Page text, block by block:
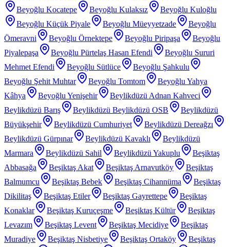
Beyoğlu Kocatepe
Beyoğlu Kulaksız
Beyoğlu Kuloğlu
Beyoğlu Küçük Piyale
Beyoğlu Müeyyetzade
Beyoğlu
Ömeravni
Beyoğlu Örnektepe Beyoğlu Piripaşa
Beyoğlu
Piyalepaşa
Beyoğlu Pürtelaş Hasan Efendi
Beyoğlu Sururi
Mehmet Efendi
Beyoğlu Sütlüce
Beyoğlu Şahkulu
Beyoğlu Şehit Muhtar
Beyoğlu Tomtom
Beyoğlu Yahya
Kâhya
Beyoğlu Yenişehir
Beylikdüzü Adnan Kahveci
Beylikdüzü Barış
Beylikdüzü Beylikdüzü OSB
Beylikdüzü
Büyükşehir
Beylikdüzü Cumhuriyet
Beylikdüzü Dereağzı
Beylikdüzü Gürpınar
Beylikdüzü Kavaklı
Beylikdüzü
Marmara
Beylikdüzü Sahil Beylikdüzü Yakuplu
Beşiktaş
Abbasağa
Beşiktaş Akat Beşiktaş Arnavutköy
Beşiktaş
Balmumcu
Beşiktaş Bebek Beşiktaş Cihannüma
Beşiktaş
Dikilitaş
Beşiktaş Etiler Beşiktaş Gayrettepe
Beşiktaş
Konaklar
Beşiktaş Kuruçeşme Beşiktaş Kültür
Beşiktaş
Levazım
Beşiktaş Levent Beşiktaş Mecidiye
Beşiktaş
Muradiye
Beşiktaş Nisbetiye Beşiktaş Ortaköy
Beşiktaş